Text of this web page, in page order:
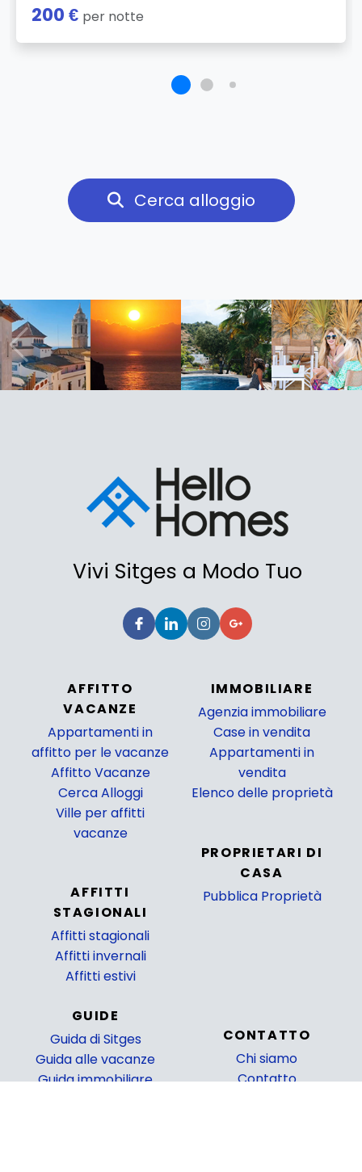
200 € per notte
Cerca alloggio
Vivi Sitges a Modo Tuo
AFFITTO
VACANZE
Appartamenti in
affitto per le vacanze
Affitto Vacanze
Cerca Alloggi
Ville per affitti
vacanze
AFFITTI
STAGIONALI
Affitti stagionali
Affitti invernali
Affitti estivi
IMMOBILIARE
Agenzia immobiliare
Case in vendita
Appartamenti in
vendita
Elenco delle proprietà
PROPRIETARI DI
CASA
Pubblica Proprietà
GUIDE
Guida di Sitges
Guida alle vacanze
Guida immobiliare
CONTATTO
Chi siamo
Contatto